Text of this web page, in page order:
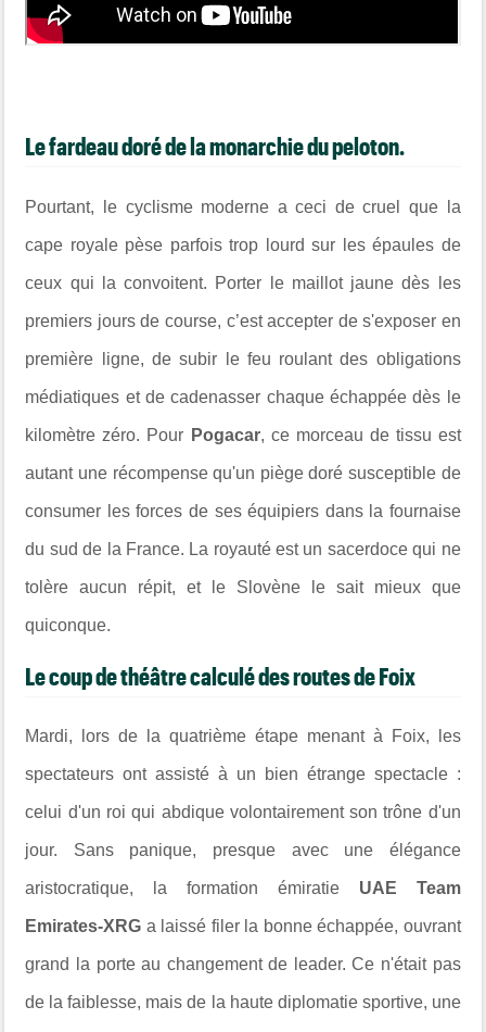
​Le fardeau doré de la monarchie du peloton.
Pourtant, le cyclisme moderne a ceci de cruel que la
cape royale pèse parfois trop lourd sur les épaules de
ceux qui la convoitent. Porter le maillot jaune dès les
premiers jours de course, c’est accepter de s'exposer en
première ligne, de subir le feu roulant des obligations
médiatiques et de cadenasser chaque échappée dès le
kilomètre zéro. Pour Pogacar, ce morceau de tissu est
autant une récompense qu'un piège doré susceptible de
consumer les forces de ses équipiers dans la fournaise
du sud de la France. La royauté est un sacerdoce qui ne
tolère aucun répit, et le Slovène le sait mieux que
quiconque.
Le coup de théâtre calculé des routes de Foix
Mardi, lors de la quatrième étape menant à Foix, les
spectateurs ont assisté à un bien étrange spectacle :
celui d'un roi qui abdique volontairement son trône d'un
jour. Sans panique, presque avec une élégance
aristocratique, la formation émiratie UAE Team
Emirates-XRG a laissé filer la bonne échappée, ouvrant
grand la porte au changement de leader. Ce n'était pas
de la faiblesse, mais de la haute diplomatie sportive, une